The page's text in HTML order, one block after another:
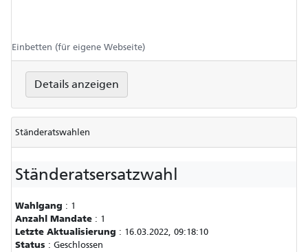
Einbetten (für eigene Webseite)
Details anzeigen
Ständeratswahlen
Ständeratsersatzwahl
Wahlgang : 1
Anzahl Mandate : 1
Letzte Aktualisierung : 16.03.2022, 09:18:10
Status : Geschlossen